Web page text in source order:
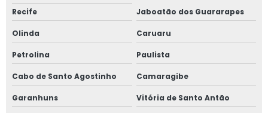
Recife
Jaboatão dos Guararapes
Olinda Caruaru
Petrolina Paulista
Cabo de Santo Agostinho Camaragibe
Garanhuns Vitória de Santo Antão